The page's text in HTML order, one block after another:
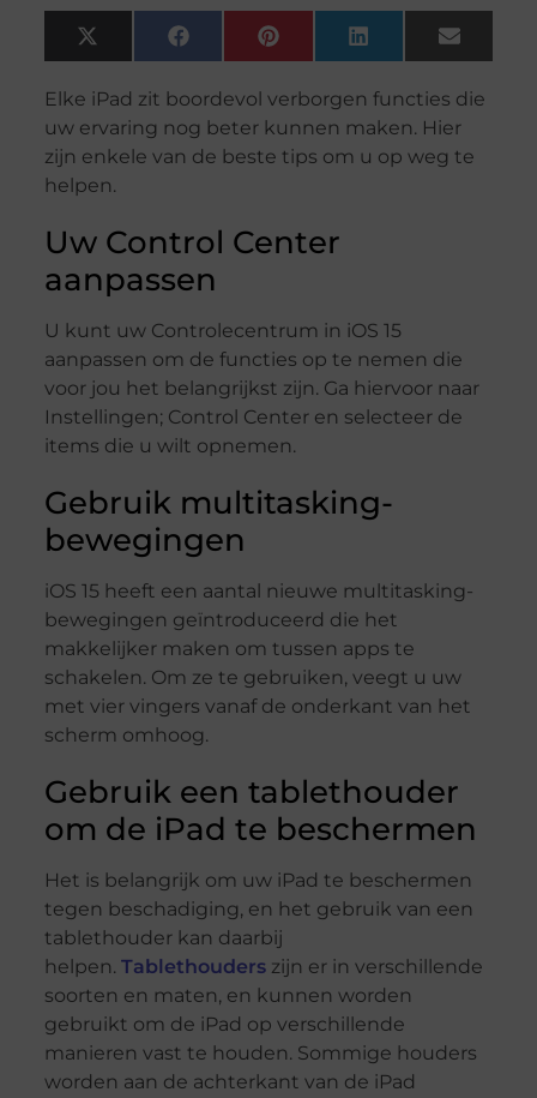
X
(Twitter)
FacebookPinterest LinkedIn Email
Elke iPad zit boordevol verborgen functies die
uw ervaring nog beter kunnen maken. Hier
zijn enkele van de beste tips om u op weg te
helpen.
Uw Control Center
aanpassen
U kunt uw Controlecentrum in iOS 15
aanpassen om de functies op te nemen die
voor jou het belangrijkst zijn. Ga hiervoor naar
Instellingen; Control Center en selecteer de
items die u wilt opnemen.
Gebruik multitasking-
bewegingen
iOS 15 heeft een aantal nieuwe multitasking-
bewegingen geïntroduceerd die het
makkelijker maken om tussen apps te
schakelen. Om ze te gebruiken, veegt u uw
met vier vingers vanaf de onderkant van het
scherm omhoog.
Gebruik een tablethouder
om de iPad te beschermen
Het is belangrijk om uw iPad te beschermen
tegen beschadiging, en het gebruik van een
tablethouder kan daarbij
helpen. Tablethouderszijn er in verschillende
soorten en maten, en kunnen worden
gebruikt om de iPad op verschillende
manieren vast te houden. Sommige houders
worden aan de achterkant van de iPad